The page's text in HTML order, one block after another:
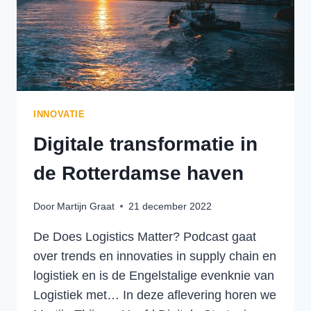
INNOVATIE
Digitale transformatie in
de Rotterdamse haven
Door Martijn Graat 21 december 2022
De Does Logistics Matter? Podcast gaat
over trends en innovaties in supply chain en
logistiek en is de Engelstalige evenknie van
Logistiek met… In deze aflevering horen we